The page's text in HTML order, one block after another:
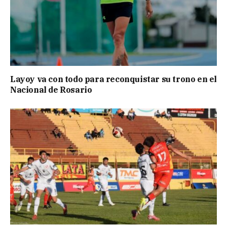
Layoy va con todo para reconquistar su trono en el
Nacional de Rosario